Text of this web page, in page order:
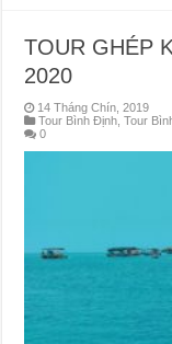
TOUR GHÉP
2020
14 Tháng Chín, 2019
Tour Bình Định ,Tour
0